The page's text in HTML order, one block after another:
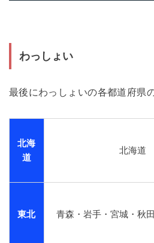
わっしょい
最後にわっしょいの各都道府県
北海
道
北海道
東北 青森・岩手・宮城・秋